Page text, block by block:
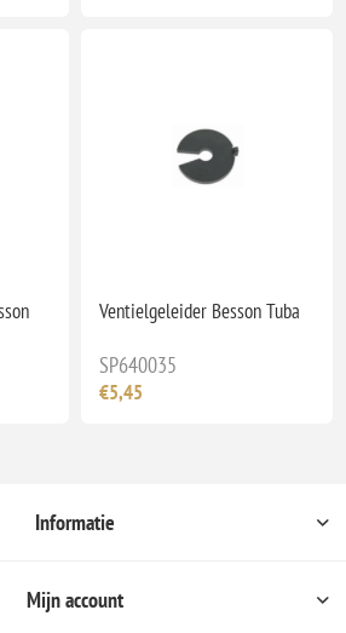
Ventielgeleider Besson Tuba
SP640035
€5,45
Informatie
Mijn account